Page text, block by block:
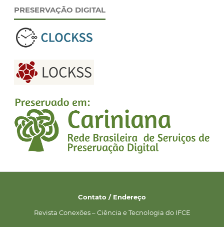
PRESERVAÇÃO DIGITAL
Contato / Endereço
Revista Conexões – Ciência e Tecnologia do IFCE